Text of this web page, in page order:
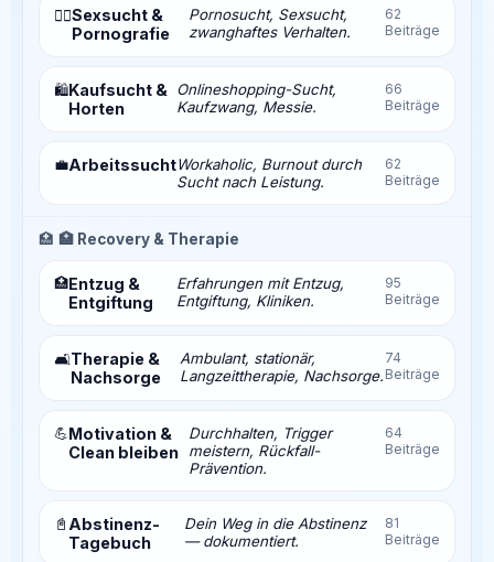
❤️‍🔥Sexsucht &
Pornografie
Pornosucht, Sexsucht,
zwanghaftes Verhalten.
62
Beiträge
🛍️Kaufsucht &
Horten
Onlineshopping-Sucht,
Kaufzwang, Messie.
66
Beiträge
💼ArbeitssuchtWorkaholic, Burnout durch
Sucht nach Leistung.
62
Beiträge
🏥 🏥 Recovery & Therapie
🏥Entzug &
Entgiftung
Erfahrungen mit Entzug,
Entgiftung, Kliniken.
95
Beiträge
🛋️Therapie &
Nachsorge
Ambulant, stationär,
Langzeittherapie, Nachsorge.
74
Beiträge
💪Motivation &
Clean bleiben
Durchhalten, Trigger
meistern, Rückfall-
Prävention.
64
Beiträge
📓 Abstinenz-
Tagebuch
Dein Weg in die Abstinenz
— dokumentiert.
81
Beiträge